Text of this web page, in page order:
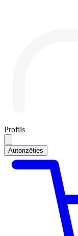
Profils
Autorizēties